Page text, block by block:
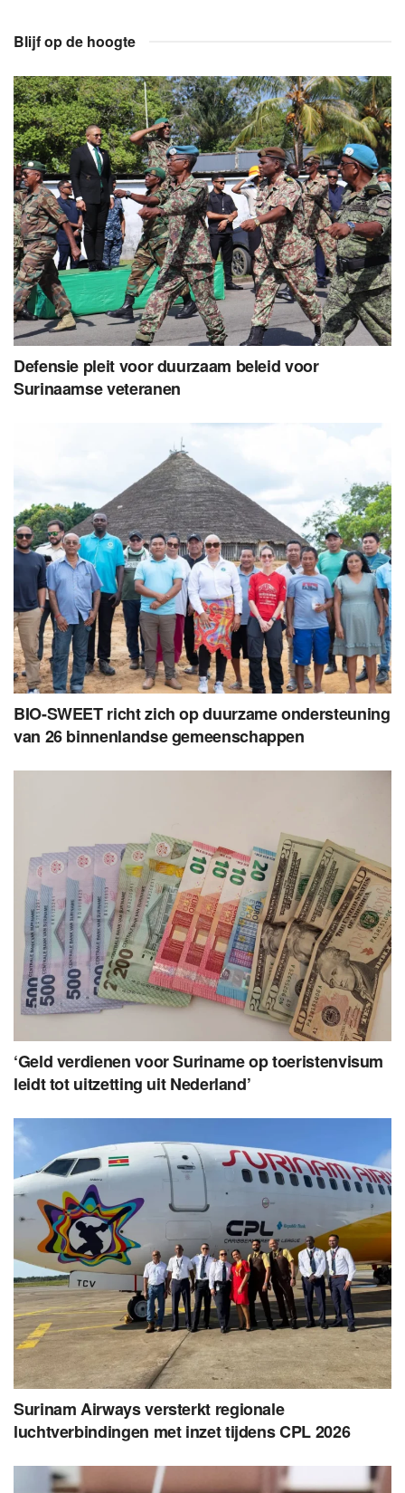
Blijf op de hoogte
Defensie pleit voor duurzaam beleid voor
Surinaamse veteranen
BIO-SWEET richt zich op duurzame ondersteuning
van 26 binnenlandse gemeenschappen
‘Geld verdienen voor Suriname op toeristenvisum
leidt tot uitzetting uit Nederland’
Surinam Airways versterkt regionale
luchtverbindingen met inzet tijdens CPL 2026